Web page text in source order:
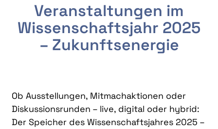
Veranstaltungen im
Wissenschaftsjahr 2025
– Zukunftsenergie
Ob Ausstellungen, Mitmachaktionen oder
Diskussionsrunden – live, digital oder hybrid:
Der Speicher des Wissenschaftsjahres 2025 –